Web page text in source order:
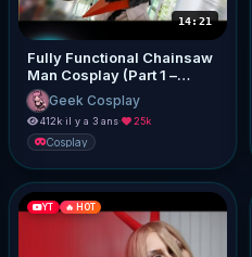
14:21
Fully Functional Chainsaw
Man Cosplay (Part 1 –
Making Chainsaw Man's
Helmet)
Geek Cosplay
412k·il y a 3 ans· 25k
Cosplay
YT 🔥 HOT